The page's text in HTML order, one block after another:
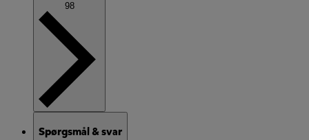
98
Spørgsmål & svar